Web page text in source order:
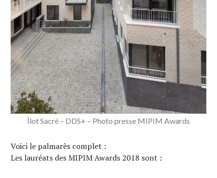
Îlot Sacré – DDS+ – Photo presse MIPIM Awards
Voici le palmarès complet :
Les lauréats des MIPIM Awards 2018 sont :